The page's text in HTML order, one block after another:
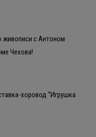
живописи с Антоном
Чехова!
хоровод “Игрушка